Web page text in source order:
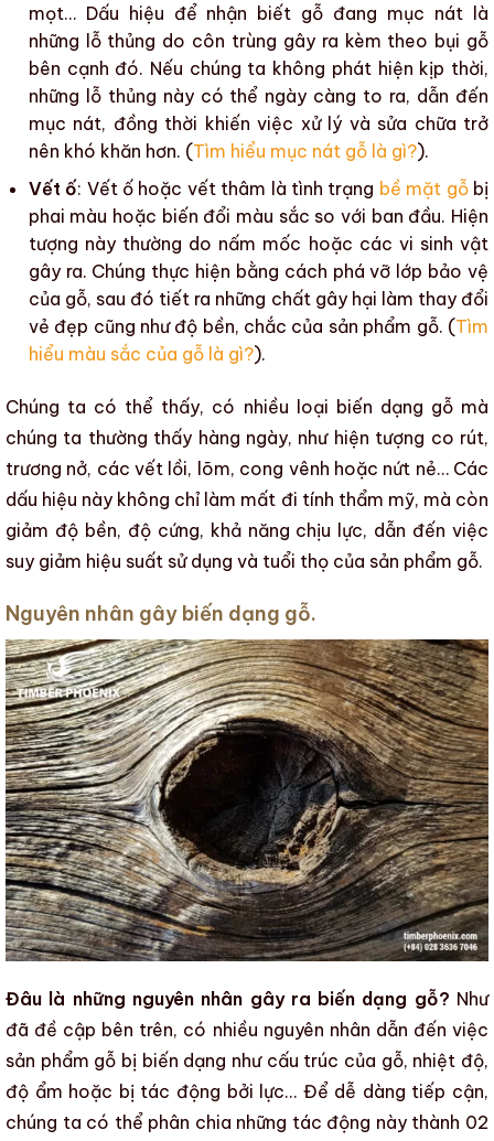
mọt… Dấu hiệu để nhận biết gỗ đang mục nát là
những lỗ thủng do côn trùng gây ra kèm theo bụi gỗ
bên cạnh đó. Nếu chúng ta không phát hiện kịp thời,
những lỗ thủng này có thể ngày càng to ra, dẫn đến
mục nát, đồng thời khiến việc xử lý và sửa chữa trở
nên khó khăn hơn. (Tìm hiểu mục nát gỗ là gì?).
Vết ố: Vết ố hoặc vết thâm là tình trạng bề mặt gỗbị
phai màu hoặc biến đổi màu sắc so với ban đầu. Hiện
tượng này thường do nấm mốc hoặc các vi sinh vật
gây ra. Chúng thực hiện bằng cách phá vỡ lớp bảo vệ
của gỗ, sau đó tiết ra những chất gây hại làm thay đổi
vẻ đẹp cũng như độ bền, chắc của sản phẩm gỗ. (Tìm
hiểu màu sắc của gỗ là gì?).
Chúng ta có thể thấy, có nhiều loại biến dạng gỗ mà
chúng ta thường thấy hàng ngày, như hiện tượng co rút,
trương nở, các vết lồi, lõm, cong vênh hoặc nứt nẻ… Các
dấu hiệu này không chỉ làm mất đi tính thẩm mỹ, mà còn
giảm độ bền, độ cứng, khả năng chịu lực, dẫn đến việc
suy giảm hiệu suất sử dụng và tuổi thọ của sản phẩm gỗ.
Nguyên nhân gây biến dạng gỗ.
Đâu là những nguyên nhân gây ra biến dạng gỗ? Như
đã đề cập bên trên, có nhiều nguyên nhân dẫn đến việc
sản phẩm gỗ bị biến dạng như cấu trúc của gỗ, nhiệt độ,
độ ẩm hoặc bị tác động bởi lực… Để dễ dàng tiếp cận,
chúng ta có thể phân chia những tác động này thành 02